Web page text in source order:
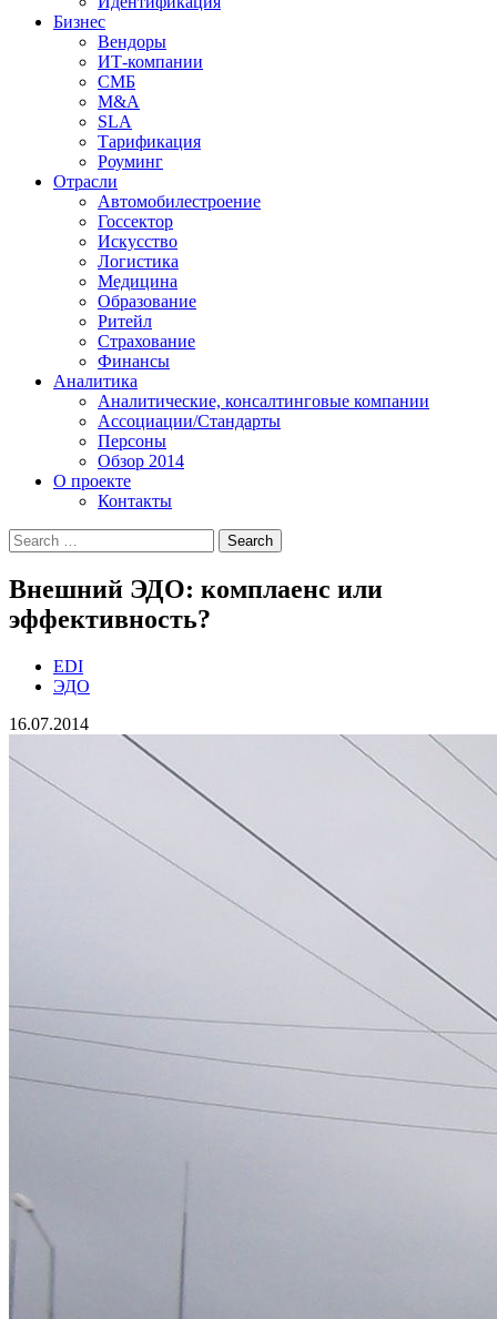
Бизнес
Вендоры
ИТ-компании
СМБ
M&A
SLA
Тарификация
Роуминг
Отрасли
Автомобилестроение
Госсектор
Искусство
Логистика
Медицина
Образование
Ритейл
Страхование
Финансы
Аналитика
Аналитические, консалтинговые компании
Ассоциации/Стандарты
Персоны
Обзор 2014
О проекте
Контакты
Внешний ЭДО: комплаенс или
эффективность?
EDI
ЭДО
16.07.2014